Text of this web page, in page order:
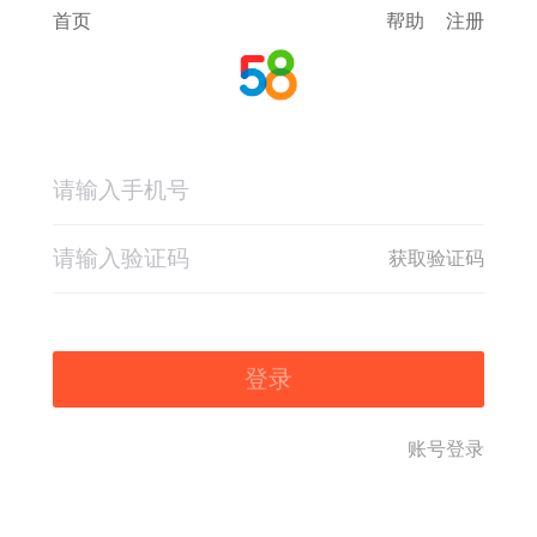
首页 帮助 注册
获取验证码
登录
账号登录